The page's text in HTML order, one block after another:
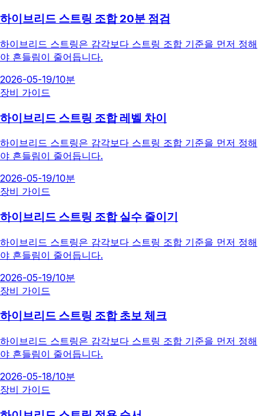
하이브리드 스트링 조합 20분 점검
하이브리드 스트링은 감각보다 스트링 조합 기준을 먼저 정해
야 흔들림이 줄어듭니다.
2026-05-19/10분
장비 가이드
하이브리드 스트링 조합 레벨 차이
하이브리드 스트링은 감각보다 스트링 조합 기준을 먼저 정해
야 흔들림이 줄어듭니다.
2026-05-19/10분
장비 가이드
하이브리드 스트링 조합 실수 줄이기
하이브리드 스트링은 감각보다 스트링 조합 기준을 먼저 정해
야 흔들림이 줄어듭니다.
2026-05-19/10분
장비 가이드
하이브리드 스트링 조합 초보 체크
하이브리드 스트링은 감각보다 스트링 조합 기준을 먼저 정해
야 흔들림이 줄어듭니다.
2026-05-18/10분
장비 가이드